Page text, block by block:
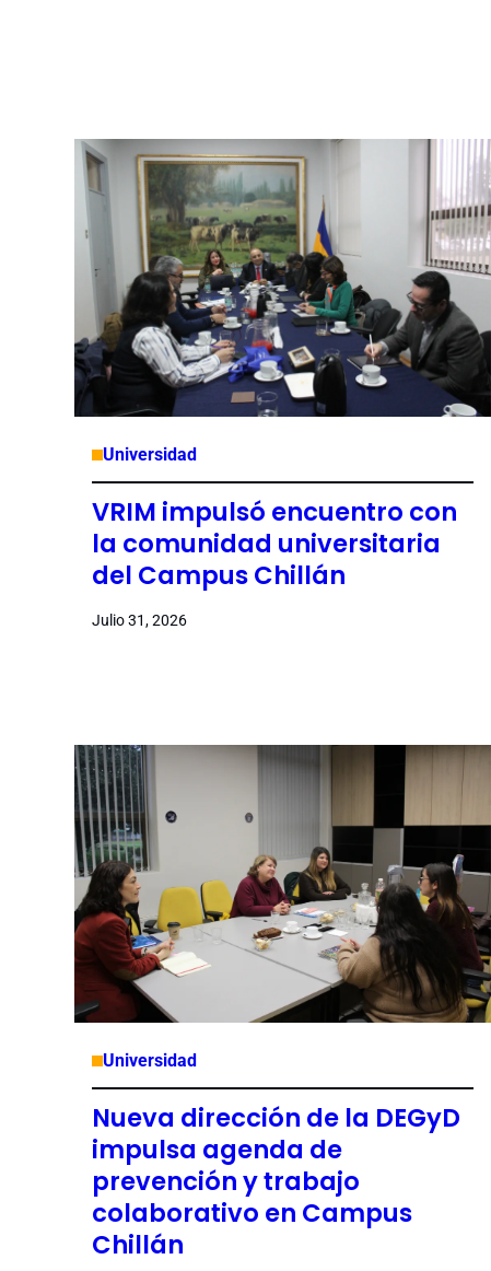
Universidad
VRIM impulsó encuentro con
la comunidad universitaria
del Campus Chillán
Julio 31, 2026
Universidad
Nueva dirección de la DEGyD
impulsa agenda de
prevención y trabajo
colaborativo en Campus
Chillán